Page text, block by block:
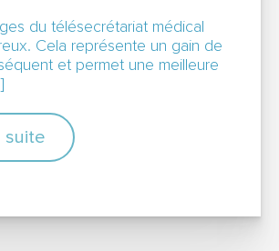
du télésecrétariat médical
Cela représente un gain de
et permet une meilleure
suite